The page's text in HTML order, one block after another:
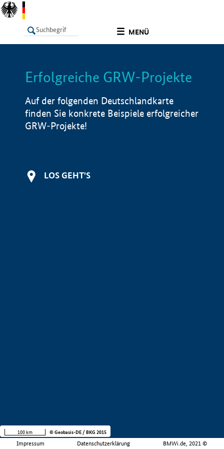
MENÜ
LISTE Info
Erfolgreiche GRW-Projekte
Auf der folgenden Deutschlandkarte
finden Sie konkrete Beispiele erfolgreicher
GRW-Projekte!
LOS GEHT'S
Impressum Datenschutzerklärung BMWi.de, 2021 ©
100 km © Geobasis-DE / BKG 2015